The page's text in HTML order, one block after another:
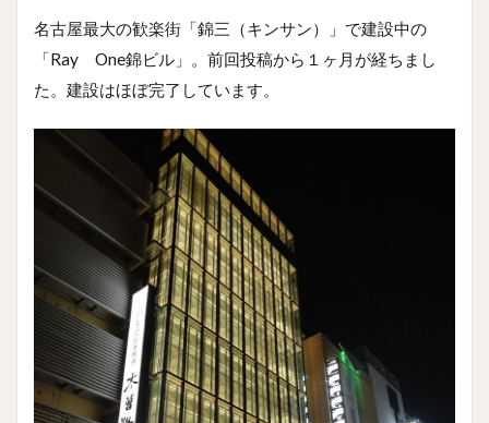
名古屋最大の歓楽街「錦三（キンサン）」で建設中の
「Ray One錦ビル」。前回投稿から１ヶ月が経ちまし
た。建設はほぼ完了しています。